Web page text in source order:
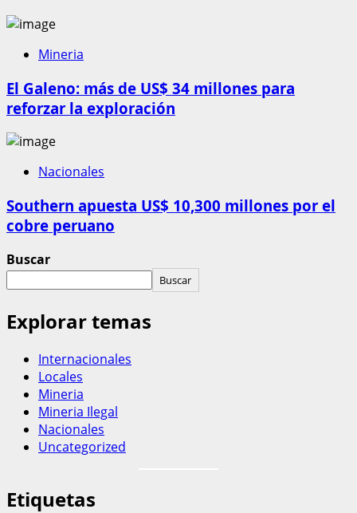
Mineria
El Galeno: más de US$ 34 millones para
reforzar la exploración
Nacionales
Southern apuesta US$ 10,300 millones por el
cobre peruano
Buscar
Buscar
Explorar temas
Internacionales
Locales
Mineria
Mineria Ilegal
Nacionales
Uncategorized
Etiquetas